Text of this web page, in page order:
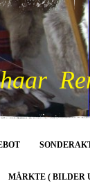
MÄRKTE ( BILDER